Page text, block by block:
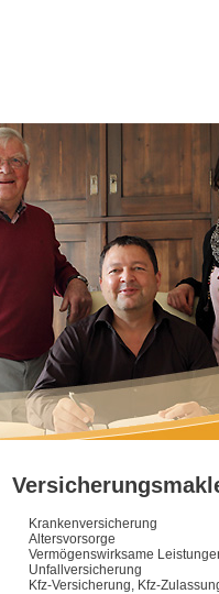
Krankenversicherung
Altersvorsorge
Vermögenswirksame
Unfallversicherung
Kfz-Versicherung, Kfz-